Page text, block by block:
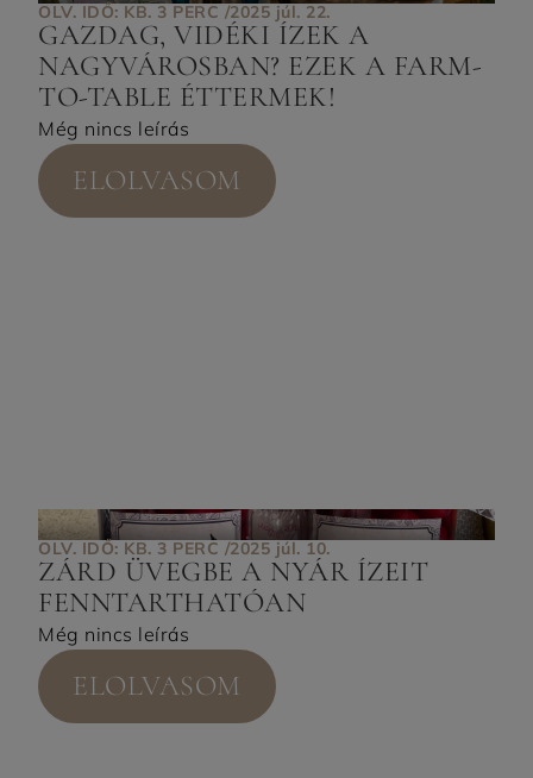
OLV. IDŐ: KB. 3 PERC /2025 júl. 22.
GAZDAG, VIDÉKI ÍZEK A
NAGYVÁROSBAN? EZEK A FARM-
TO-TABLE ÉTTERMEK!
Még nincs leírás
ELOLVASOM
OLV. IDŐ: KB. 3 PERC /2025 júl. 10.
ZÁRD ÜVEGBE A NYÁR ÍZEIT
FENNTARTHATÓAN
Még nincs leírás
ELOLVASOM